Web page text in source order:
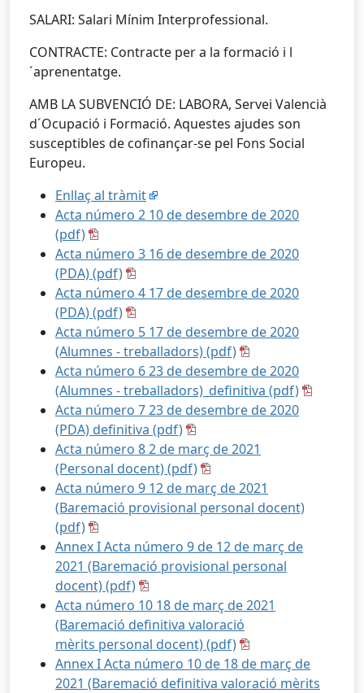
SALARI: Salari Mínim Interprofessional.
CONTRACTE: Contracte per a la formació i l
´aprenentatge.
AMB LA SUBVENCIÓ DE: LABORA, Servei Valencià
d´Ocupació i Formació. Aquestes ajudes son
susceptibles de cofinançar-se pel Fons Social
Europeu.
Enllaç al tràmit
Acta número 2 10 de desembre de 2020
(pdf)
Acta número 3 16 de desembre de 2020
(PDA) (pdf)
Acta número 4 17 de desembre de 2020
(PDA) (pdf)
Acta número 5 17 de desembre de 2020
(Alumnes - treballadors) (pdf)
Acta número 6 23 de desembre de 2020
(Alumnes - treballadors)_definitiva (pdf)
Acta número 7 23 de desembre de 2020
(PDA) definitiva (pdf)
Acta número 8 2 de març de 2021
(Personal docent) (pdf)
Acta número 9 12 de març de 2021
(Baremació provisional personal docent)
(pdf)
Annex I Acta número 9 de 12 de març de
2021 (Baremació provisional personal
docent) (pdf)
Acta número 10 18 de març de 2021
(Baremació definitiva valoració
mèrits personal docent) (pdf)
Annex I Acta número 10 de 18 de març de
2021 (Baremació definitiva valoració mèrits